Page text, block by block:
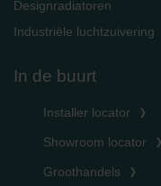
Zehnder Group UK
Designradiatoren
Industriële luchtzuivering
In de buurt
Installer locator
Showroom locator
Groothandels